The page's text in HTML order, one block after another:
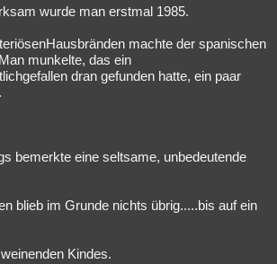
wurde man erstmal 1985.
machte der spanischen
munkelte, das ein
dran gefunden hatte, ein paar
bemerkte eine seltsame, unbedeutende
blieb im Grunde nichts übrig.....bis auf ein
Kindes.